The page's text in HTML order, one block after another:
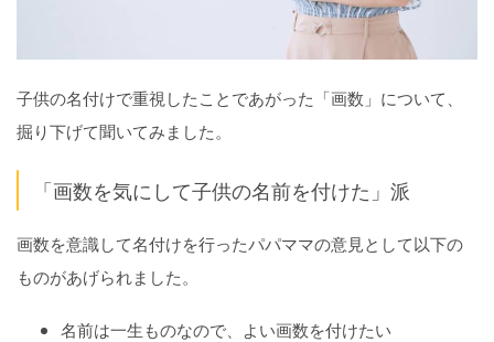
子供の名付けで重視したことであがった「画数」について、
掘り下げて聞いてみました。
「画数を気にして子供の名前を付けた」派
画数を意識して名付けを行ったパパママの意見として以下の
ものがあげられました。
名前は一生ものなので、よい画数を付けたい